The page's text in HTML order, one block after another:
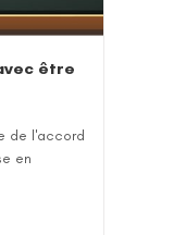
être
de l'accord
en